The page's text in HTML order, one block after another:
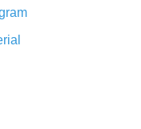
real money is a
on AliExpress